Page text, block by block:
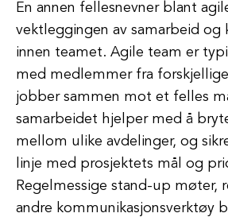
En annen fellesnevner blant
vektleggingen av samarbeid og
innen teamet. Agile team er
med medlemmer fra
jobber sammen mot et felles
samarbeidet hjelper med å
mellom ulike avdelinger, og
linje med prosjektets mål og
Regelmessige stand-up møter,
andre kommunikasjonsverktøy